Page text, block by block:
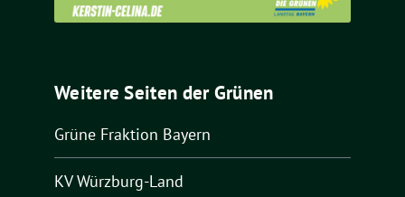
Weitere Seiten der Grünen
Grüne Fraktion Bayern
KV Würzburg-Land